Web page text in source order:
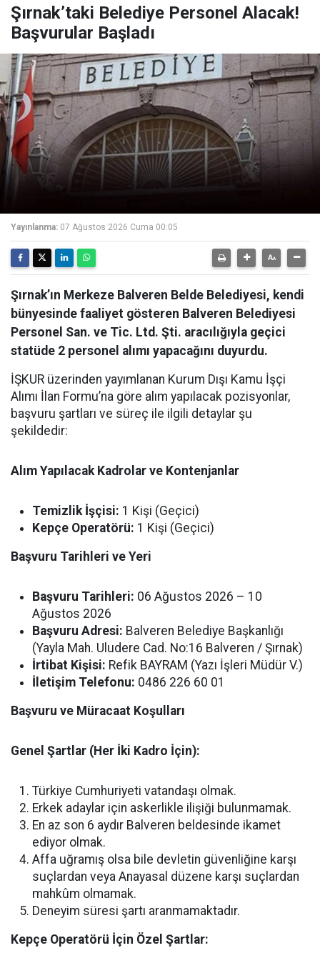
Şırnak’taki Belediye Personel Alacak!
Başvurular Başladı
Yayınlanma: 07 Ağustos 2026 Cuma 00:05
Şırnak’ın Merkeze Balveren Belde Belediyesi, kendi
bünyesinde faaliyet gösteren Balveren Belediyesi
Personel San. ve Tic. Ltd. Şti. aracılığıyla geçici
statüde 2 personel alımı yapacağını duyurdu.
İŞKUR üzerinden yayımlanan Kurum Dışı Kamu İşçi
Alımı İlan Formu’na göre alım yapılacak pozisyonlar,
başvuru şartları ve süreç ile ilgili detaylar şu
şekildedir:
Alım Yapılacak Kadrolar ve Kontenjanlar
Temizlik İşçisi: 1 Kişi (Geçici)
Kepçe Operatörü: 1 Kişi (Geçici)
Başvuru Tarihleri ve Yeri
Başvuru Tarihleri: 06 Ağustos 2026 – 10
Ağustos 2026
Başvuru Adresi: Balveren Belediye Başkanlığı
(Yayla Mah. Uludere Cad. No:16 Balveren / Şırnak)
İrtibat Kişisi: Refik BAYRAM (Yazı İşleri Müdür V.)
İletişim Telefonu: 0486 226 60 01
Başvuru ve Müracaat Koşulları
Genel Şartlar (Her İki Kadro İçin):
Türkiye Cumhuriyeti vatandaşı olmak.
Erkek adaylar için askerlikle ilişiği bulunmamak.
En az son 6 aydır Balveren beldesinde ikamet
ediyor olmak.
Affa uğramış olsa bile devletin güvenliğine karşı
suçlardan veya Anayasal düzene karşı suçlardan
mahkûm olmamak.
Deneyim süresi şartı aranmamaktadır.
Kepçe Operatörü İçin Özel Şartlar: